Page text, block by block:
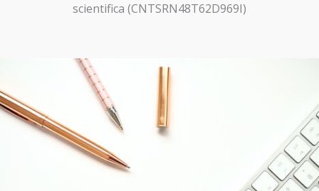
scientifica (CNTSRN48T62D969I)